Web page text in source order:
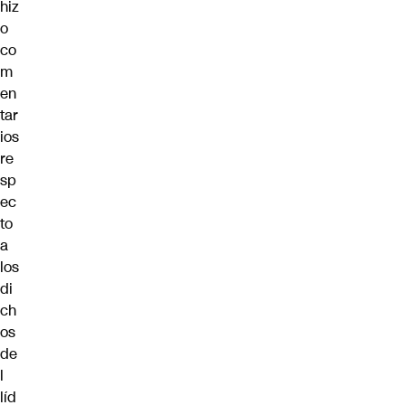
hiz
o
co
m
en
tar
ios
re
sp
ec
to
a
los
di
ch
os
de
l
líd